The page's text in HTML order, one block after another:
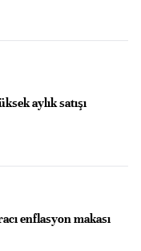
aylık satışı
enflasyon makası